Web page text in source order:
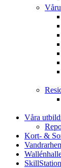
Våra
Kort- &
SkillStation